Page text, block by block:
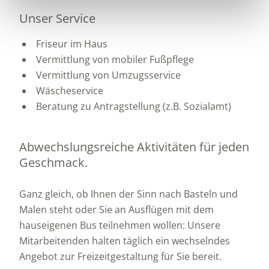
Unser Service
Friseur im Haus
Vermittlung von mobiler Fußpflege
Vermittlung von Umzugsservice
Wäscheservice
Beratung zu Antragstellung (z.B. Sozialamt)
Abwechslungsreiche Aktivitäten für jeden
Geschmack.
Ganz gleich, ob Ihnen der Sinn nach Basteln und
Malen steht oder Sie an Ausflügen mit dem
hauseigenen Bus teilnehmen wollen: Unsere
Mitarbeitenden halten täglich ein wechselndes
Angebot zur Freizeitgestaltung für Sie bereit.